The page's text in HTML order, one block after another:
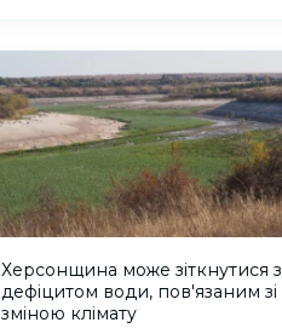
Херсонщина може зіткнутися з
дефіцитом води, пов'язаним зі
зміною клімату